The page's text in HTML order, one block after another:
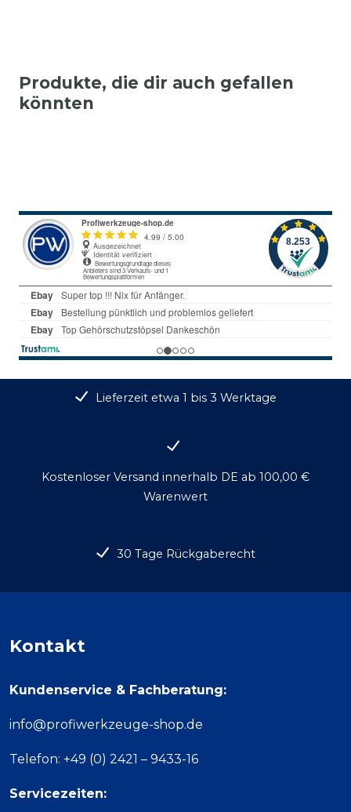
Produkte, die dir auch gefallen
könnten
Lieferzeit etwa 1 bis 3 Werktage
Kostenloser Versand innerhalb DE ab 100,00 €
Warenwert
30 Tage Rückgaberecht
Kontakt
Kundenservice & Fachberatung:
info@profiwerkzeuge-shop.de
Telefon: +49 (0) 2421 – 9433-16
Servicezeiten: